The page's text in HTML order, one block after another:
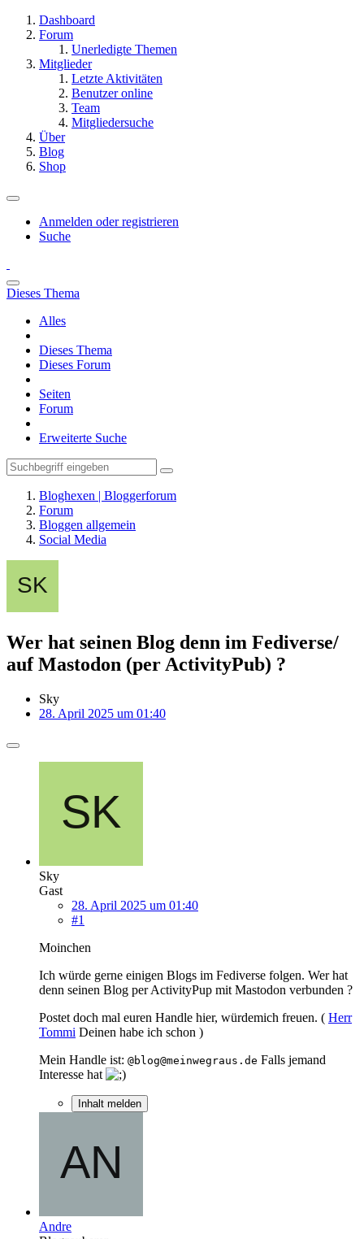
Dashboard
Forum
Unerledigte Themen
Mitglieder
Letzte Aktivitäten
Benutzer online
Team
Mitgliedersuche
Über
Blog
Shop
Anmelden oder registrieren
Suche
Dieses Thema
Alles
Dieses Thema
Dieses Forum
Seiten
Forum
Erweiterte Suche
Bloghexen | Bloggerforum
Forum
Bloggen allgemein
Social Media
Wer hat seinen Blog denn im Fediverse/
auf Mastodon (per ActivityPub) ?
Sky
28. April 2025 um 01:40
Sky
Gast
28. April 2025 um 01:40
#1
Moinchen
Ich würde gerne einigen Blogs im Fediverse folgen. Wer hat
denn seinen Blog per ActivityPup mit Mastodon verbunden ?
Postet doch mal euren Handle hier, würdemich freuen. ( Herr
Tommi Deinen habe ich schon )
Mein Handle ist: @blog@meinwegraus.de Falls jemand
Interesse hat
Inhalt melden
Andre